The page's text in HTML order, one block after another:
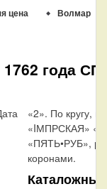
цена Волмар
года
«2». По кругу,
«IМПРСКАЯ»
«ПЯТЬ•РУБ»,
коронами.